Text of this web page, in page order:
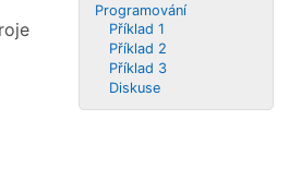
Programování
Příklad 1
Příklad 2
Příklad 3
Diskuse